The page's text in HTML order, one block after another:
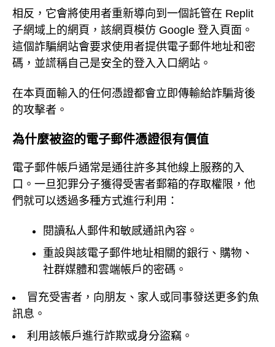
相反，它會將使用者重新導向到一個託管在 Replit
子網域上的網頁，該網頁模仿 Google 登入頁面。
這個詐騙網站會要求使用者提供電子郵件地址和密
碼，並謊稱自己是安全的登入入口網站。
在本頁面輸入的任何憑證都會立即傳輸給詐騙背後
的攻擊者。
為什麼被盜的電子郵件憑證很有價值
電子郵件帳戶通常是通往許多其他線上服務的入
口。一旦犯罪分子獲得受害者郵箱的存取權限，他
們就可以透過多種方式進行利用：
閱讀私人郵件和敏感通訊內容。
重設與該電子郵件地址相關的銀行、購物、
社群媒體和雲端帳戶的密碼。
冒充受害者，向朋友、家人或同事發送更多釣魚
訊息。
利用該帳戶進行詐欺或身分盜竊。